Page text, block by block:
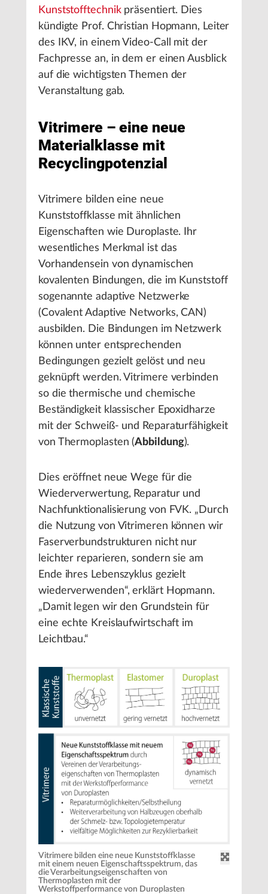
Kunststofftechnikpräsentiert. Dies
kündigte Prof. Christian Hopmann, Leiter
des IKV, in einem Video-Call mit der
Fachpresse an, in dem er einen Ausblick
auf die wichtigsten Themen der
Veranstaltung gab.
Vitrimere – eine neue
Materialklasse mit
Recyclingpotenzial
Vitrimere bilden eine neue
Kunststoffklasse mit ähnlichen
Eigenschaften wie Duroplaste. Ihr
wesentliches Merkmal ist das
Vorhandensein von dynamischen
kovalenten Bindungen, die im Kunststoff
sogenannte adaptive Netzwerke
(Covalent Adaptive Networks, CAN)
ausbilden. Die Bindungen im Netzwerk
können unter entsprechenden
Bedingungen gezielt gelöst und neu
geknüpft werden. Vitrimere verbinden
so die thermische und chemische
Beständigkeit klassischer Epoxidharze
mit der Schweiß- und Reparaturfähigkeit
von Thermoplasten (Abbildung).
Dies eröffnet neue Wege für die
Wiederverwertung, Reparatur und
Nachfunktionalisierung von FVK. „Durch
die Nutzung von Vitrimeren können wir
Faserverbundstrukturen nicht nur
leichter reparieren, sondern sie am
Ende ihres Lebenszyklus gezielt
wiederverwenden“, erklärt Hopmann.
„Damit legen wir den Grundstein für
eine echte Kreislaufwirtschaft im
Leichtbau.“
Vitrimere bilden eine neue Kunststoffklasse
mit einem neuen Eigenschaftsspektrum, das
die Verarbeitungseigenschaften von
Thermoplasten mit der
Werkstoffperformance von Duroplasten